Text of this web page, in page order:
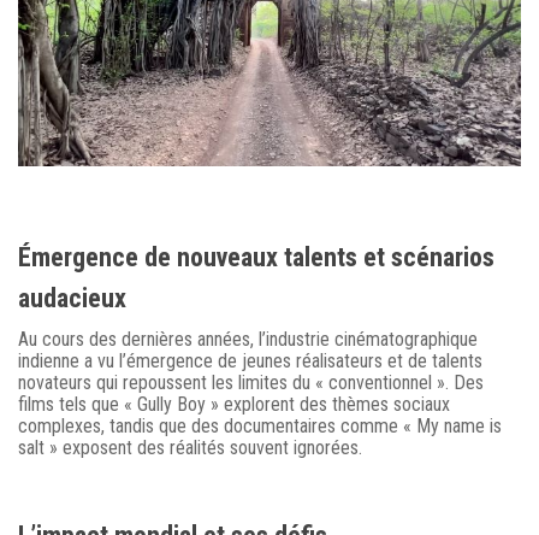
Émergence de nouveaux talents et scénarios
audacieux
Au cours des dernières années, l’industrie cinématographique
indienne a vu l’émergence de jeunes réalisateurs et de talents
novateurs qui repoussent les limites du « conventionnel ». Des
films tels que « Gully Boy » explorent des thèmes sociaux
complexes, tandis que des documentaires comme « My name is
salt » exposent des réalités souvent ignorées.